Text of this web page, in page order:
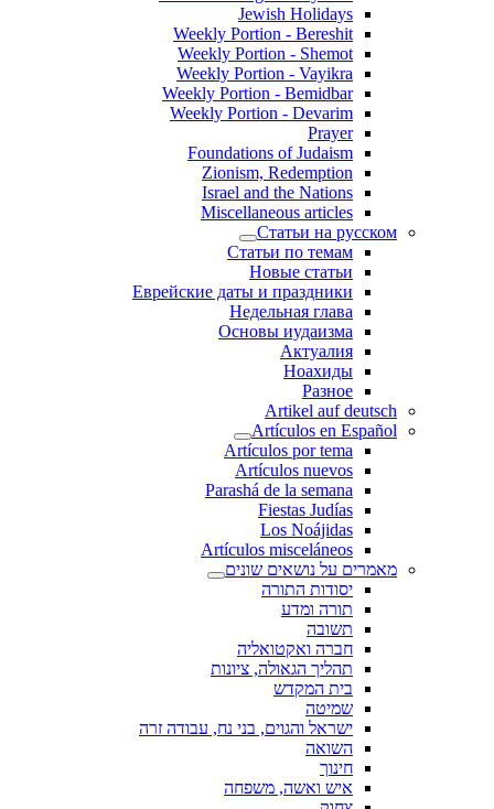
Jewish Holidays
Weekly Portion - Bereshit
Weekly Portion - Shemot
Weekly Portion - Vayikra
Weekly Portion - Bemidbar
Weekly Portion - Devarim
Prayer
Foundations of Judaism
Zionism, Redemption
Israel and the Nations
Miscellaneous articles
Статьи на русском
Статьи по темам
Новые статьи
Еврейские даты и праздники
Недельная глава
Основы иудаизма
Актуалия
Ноахиды
Разное
Artikel auf deutsch
Artículos en Español
Artículos por tema
Artículos nuevos
Parashá de la semana
Fiestas Judías
Los Noájidas
Artículos misceláneos
מאמרים על נושאים שונים
יסודות התורה
תורה ומדע
תשובה
חברה ואקטואליה
תהליך הגאולה, ציונות
בית המקדש
שמיטה
ישראל והגוים, בני נח, עבודה זרה
השואה
חינוך
איש ואשה, משפחה